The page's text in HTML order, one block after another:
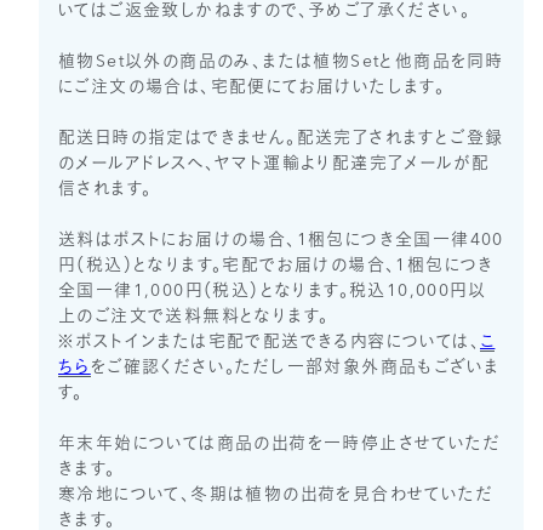
いてはご返金致しかねますので、予めご了承ください。
植物Set以外の商品のみ、または植物Setと他商品を同時
にご注文の場合は、宅配便にてお届けいたします。
配送日時の指定はできません。配送完了されますとご登録
のメールアドレスへ、ヤマト運輸より配達完了メールが配
信されます。
送料はポストにお届けの場合、1梱包につき全国一律400
円（税込）となります。宅配でお届けの場合、1梱包につき
全国一律1,000円（税込）となります。税込10,000円以
上のご注文で送料無料となります。
※ポストインまたは宅配で配送できる内容については、 こ
ちら をご確認ください。ただし一部対象外商品もございま
す。
年末年始については商品の出荷を一時停止させていただ
きます。
寒冷地について、冬期は植物の出荷を見合わせていただ
きます。